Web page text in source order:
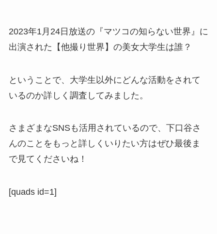
2023年1月24日放送の『マツコの知らない世界』に
出演された【他撮り世界】の美女大学生は誰？
ということで、大学生以外にどんな活動をされて
いるのか詳しく調査してみました。
さまざまなSNSも活用されているので、下口谷さ
んのことをもっと詳しくいりたい方はぜひ最後ま
で見てくださいね！
[quads id=1]